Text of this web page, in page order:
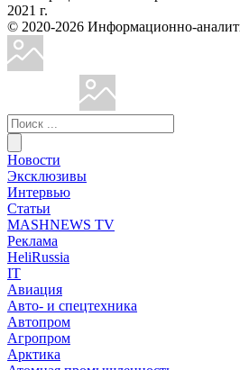
2021 г.
© 2020-2026 Информационно-
Новости
Эксклюзивы
Интервью
Статьи
MASHNEWS TV
Реклама
HeliRussia
IT
Авиация
Авто- и спецтехника
Автопром
Агропром
Арктика